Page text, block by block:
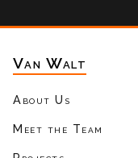
Van Walt
About Us
Meet the Team